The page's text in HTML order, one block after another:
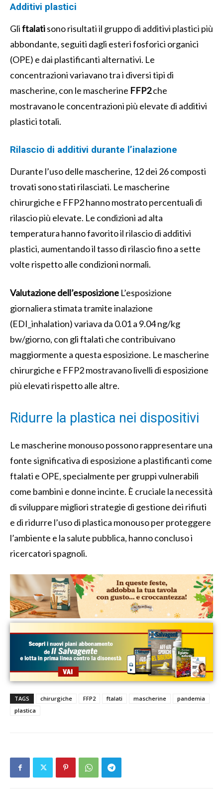
Additivi plastici
Gliftalatisono risultati il gruppo di additivi plastici più
abbondante, seguiti dagli esteri fosforici organici
(OPE) e dai plastificanti alternativi. Le
concentrazioni variavano tra i diversi tipi di
mascherine, con le mascherine FFP2che
mostravano le concentrazioni più elevate di additivi
plastici totali.
Rilascio di additivi durante l’inalazione
Durante l’uso delle mascherine, 12 dei 26 composti
trovati sono stati rilasciati. Le mascherine
chirurgiche e FFP2 hanno mostrato percentuali di
rilascio più elevate. Le condizioni ad alta
temperatura hanno favorito il rilascio di additivi
plastici, aumentando il tasso di rilascio fino a sette
volte rispetto alle condizioni normali.
Valutazione dell’esposizione L’esposizione
giornaliera stimata tramite inalazione
(EDI_inhalation) variava da 0.01 a 9.04 ng/kg
bw/giorno, con gli ftalati che contribuivano
maggiormente a questa esposizione. Le mascherine
chirurgiche e FFP2 mostravano livelli di esposizione
più elevati rispetto alle altre.
Ridurre la plastica nei dispositivi
Le mascherine monouso possono rappresentare una
fonte significativa di esposizione a plastificanti come
ftalati e OPE, specialmente per gruppi vulnerabili
come bambini e donne incinte. È cruciale la necessità
di sviluppare migliori strategie di gestione dei rifiuti
e di ridurre l’uso di plastica monouso per proteggere
l’ambiente e la salute pubblica, hanno concluso i
ricercatori spagnoli.
TAGS chirurgiche FFP2 ftalati mascherine
pandemia
plastica